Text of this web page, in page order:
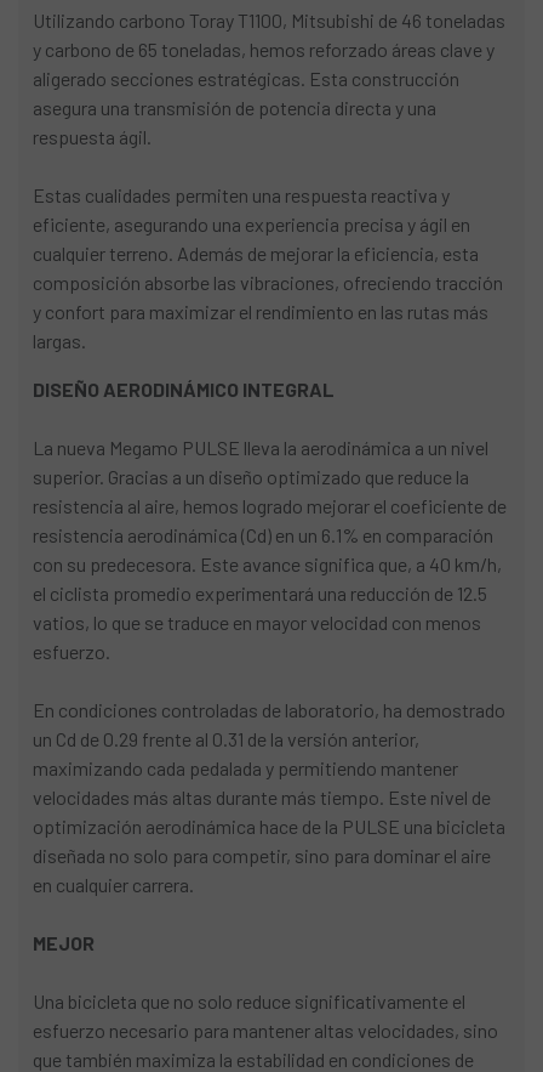
Utilizando carbono Toray T1100, Mitsubishi de 46 toneladas
y carbono de 65 toneladas, hemos reforzado áreas clave y
aligerado secciones estratégicas. Esta construcción
asegura una transmisión de potencia directa y una
respuesta ágil.
Estas cualidades permiten una respuesta reactiva y
eficiente, asegurando una experiencia precisa y ágil en
cualquier terreno. Además de mejorar la eficiencia, esta
composición absorbe las vibraciones, ofreciendo tracción
y confort para maximizar el rendimiento en las rutas más
largas.
DISEÑO AERODINÁMICO INTEGRAL
La nueva Megamo PULSE lleva la aerodinámica a un nivel
superior. Gracias a un diseño optimizado que reduce la
resistencia al aire, hemos logrado mejorar el coeficiente de
resistencia aerodinámica (Cd) en un 6.1% en comparación
con su predecesora. Este avance significa que, a 40 km/h,
el ciclista promedio experimentará una reducción de 12.5
vatios, lo que se traduce en mayor velocidad con menos
esfuerzo.
En condiciones controladas de laboratorio, ha demostrado
un Cd de 0.29 frente al 0.31 de la versión anterior,
maximizando cada pedalada y permitiendo mantener
velocidades más altas durante más tiempo. Este nivel de
optimización aerodinámica hace de la PULSE una bicicleta
diseñada no solo para competir, sino para dominar el aire
en cualquier carrera.
MEJOR
Una bicicleta que no solo reduce significativamente el
esfuerzo necesario para mantener altas velocidades, sino
que también maximiza la estabilidad en condiciones de